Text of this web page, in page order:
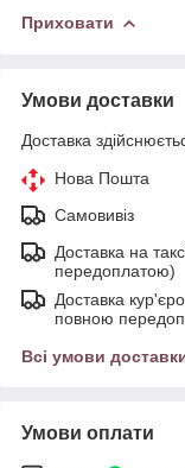
Приховати
Умови доставки
Доставка
Нова Пошта
Самовивіз
Доставка на
передоплатою)
Доставка
повною
Всі умови
Умови оплати